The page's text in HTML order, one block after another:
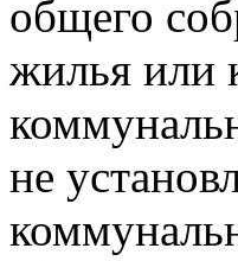
общего
жилья или
не